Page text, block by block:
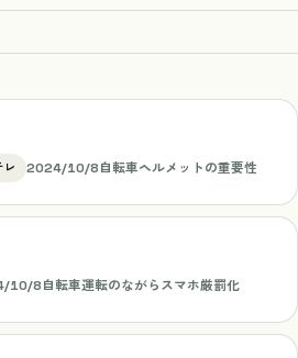
レ 2024/10/8 自転車ヘルメットの重要性
10/8 自転車運転のながらスマホ厳罰化